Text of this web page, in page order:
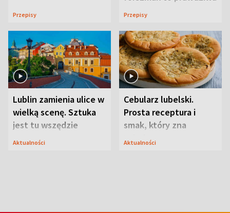
Przepisy
uczta
Przepisy
Lublin zamienia ulice w
wielką scenę. Sztuka
jest tu wszędzie
Aktualności
Cebularz lubelski.
Prosta receptura i
smak, który zna
Lubelszczyzna
Aktualności